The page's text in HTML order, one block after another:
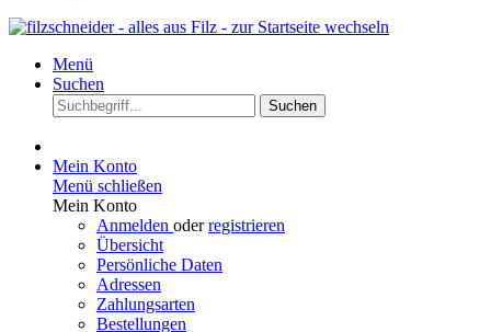
Menü
Suchen
Suchen
Mein Konto
Menü schließen
Mein Konto
Anmelden oderregistrieren
Übersicht
Persönliche Daten
Adressen
Zahlungsarten
Bestellungen